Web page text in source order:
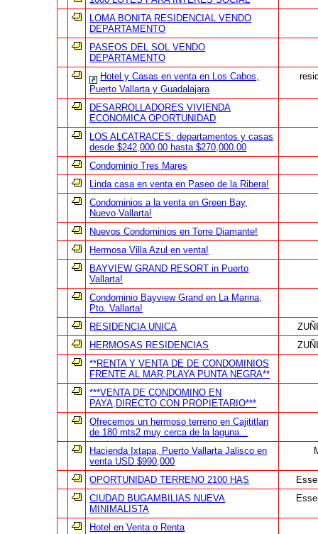
LOMA BONITA RESIDENCIAL VENDO
DEPARTAMENTO
PASEOS DEL SOL VENDO
DEPARTAMENTO
Hotel y Casas en venta en Los Cabos,
Puerto Vallarta y Guadalajara
DESARROLLADORES VIVIENDA
ECONOMICA OPORTUNIDAD
LOS ALCATRACES: departamentos y casas
desde $242,000.00 hasta $270,000.00
Condominio Tres Mares
Linda casa en venta en Paseo de la Ribera!
Condominios a la venta en Green Bay,
Nuevo Vallarta!
Nuevos Condominios en Torre Diamante!
Hermosa Villa Azul en venta!
BAYVIEW GRAND RESORT in Puerto
Vallarta!
Condominio Bayview Grand en La Marina,
Pto. Vallarta!
RESIDENCIA UNICA
HERMOSAS RESIDENCIAS
**RENTA Y VENTA DE DE CONDOMINIOS
FRENTE AL MAR,PLAYA PUNTA NEGRA**
***VENTA DE CONDOMINO EN
PAYA,DIRECTO CON PROPIETARIO***
Ofrecemos un hermoso terreno en Cajititlan
de 180 mts2 muy cerca de la laguna...
Hacienda Ixtapa, Puerto Vallarta Jalisco en
venta USD $990,000
OPORTUNIDAD TERRENO 2100 HAS
CIUDAD BUGAMBILIAS NUEVA
MINIMALISTA
Hotel en Venta o Renta